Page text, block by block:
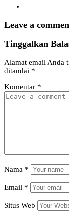
Leave a
Tinggalkan
Alamat email Anda
ditandai *
Komentar *
Nama *
Email *
Situs Web